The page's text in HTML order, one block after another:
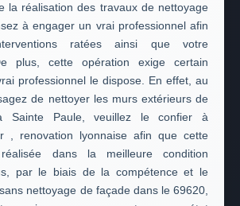
la réalisation des travaux de nettoyage
à engager un vrai professionnel afin
ratées ainsi que votre
plus, cette opération exige certain
professionnel le dispose. En effet, au
de nettoyer les murs extérieurs de
Sainte Paule, veuillez le confier à
, renovation lyonnaise afin que cette
dans la meilleure condition
par le biais de la compétence et le
nettoyage de façade dans le 69620,